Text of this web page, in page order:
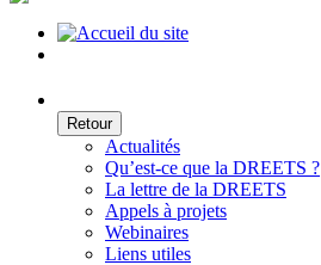
Retour
Actualités
Qu’est-ce que la DREETS ?
La lettre de la DREETS
Appels à projets
Webinaires
Liens utiles